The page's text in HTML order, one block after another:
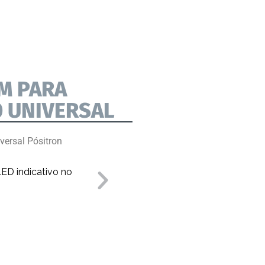
PARA
UNIVERSAL
Pósitron
indicativo no